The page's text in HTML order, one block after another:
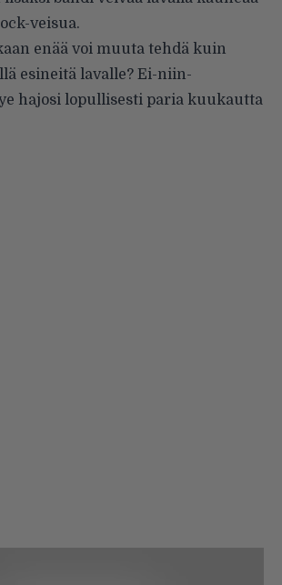
veisua.
enää voi muuta tehdä kuin
esineitä lavalle? Ei-niin-
hajosi lopullisesti paria kuukautta